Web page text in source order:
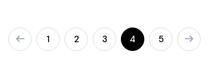
1 2 3 4 5